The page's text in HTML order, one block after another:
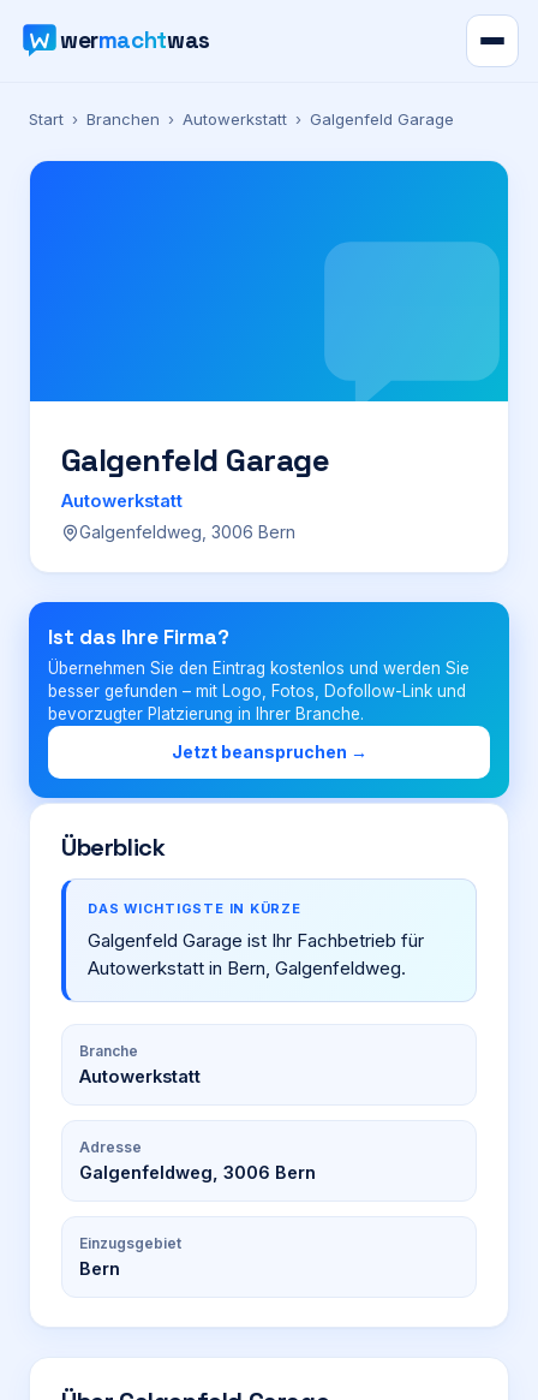
wermachtwas
Verzeichnis
Karte
Preise
Für Firmen
Login
Firma eintragen
Start › Branchen › Autowerkstatt › Galgenfeld Garage
Galgenfeld Garage
Autowerkstatt
Galgenfeldweg, 3006 Bern
Ist das Ihre Firma?
Übernehmen Sie den Eintrag kostenlos und werden Sie
besser gefunden – mit Logo, Fotos, Dofollow-Link und
bevorzugter Platzierung in Ihrer Branche.
Jetzt beanspruchen →
Überblick
DAS WICHTIGSTE IN KÜRZE
Galgenfeld Garage ist Ihr Fachbetrieb für
Autowerkstatt in Bern, Galgenfeldweg.
Branche
Autowerkstatt
Adresse
Galgenfeldweg, 3006 Bern
Einzugsgebiet
Bern